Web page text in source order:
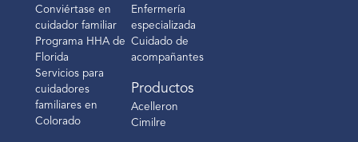
Conviértase en
cuidador familiar
Programa HHA de
Florida
Servicios para
cuidadores
familiares en
Colorado
Enfermería
especializada
Cuidado de
acompañantes
Productos
Acelleron
Cimilre